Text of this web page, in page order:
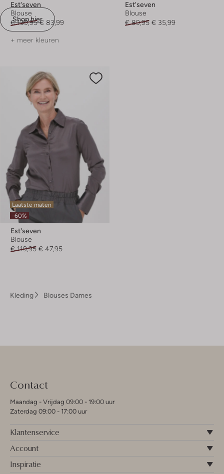
Shop hier
Est'seven
Blouse
€ 139,95 € 83,99
+ meer kleuren
Est'seven
Blouse
€ 89,95 € 35,99
Laatste maten
-60%
Est'seven
Blouse
€ 119,95 € 47,95
Kleding Blouses Dames
Contact
Maandag - Vrijdag 09:00 - 19:00 uur
Zaterdag 09:00 - 17:00 uur
Klantenservice
Account
Inspiratie